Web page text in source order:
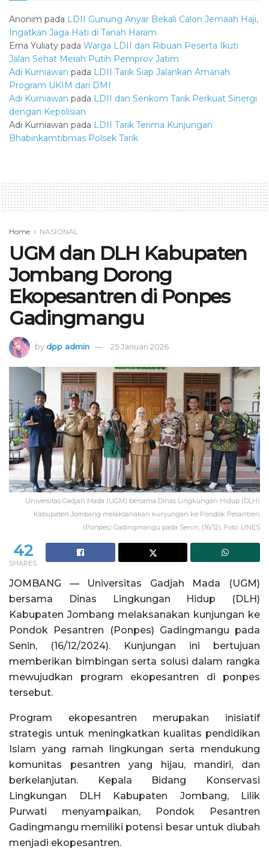
Anonim pada LDII Gunung Anyar Bekali Calon Jemaah Haji,
Ingatkan Jaga Hati di Tanah Haram
Erna Yuliaty pada Warga LDII dan Ribuan Peserta Ikuti
Jalan Sehat Merah Putih Pemprov Jatim
Adi Kurniawan pada LDII Tarik Siap Jalankan Amanah
Program UKIM dari DMI
Adi Kurniawan pada LDII dan Senkom Tarik Perkuat Sinergi
dengan Kepolisian
Adi Kurniawan pada LDII Tarik Terima Kunjungan
Bhabinkamtibmas Polsek Tarik
Home NASIONAL
UGM dan DLH Kabupaten
Jombang Dorong
Ekopesantren di Ponpes
Gadingmangu
bydpp admin 25 Januari 2026
Universitas Gadjah Mada (UGM) bersama Dinas Lingkungan Hidup (DLH)
Kabupaten Jombang melaksanakan kunjungan ke Pondok Pesantren
(Ponpes) Gadingmangu pada Senin, (16/12). Foto: LINES
42
SHARES
JOMBANG — Universitas Gadjah Mada (UGM)
bersama Dinas Lingkungan Hidup (DLH)
Kabupaten Jombang melaksanakan kunjungan ke
Pondok Pesantren (Ponpes) Gadingmangu pada
Senin, (16/12/2024). Kunjungan ini bertujuan
memberikan bimbingan serta solusi dalam rangka
mewujudkan program ekopesantren di ponpes
tersebut.
Program ekopesantren merupakan inisiatif
strategis untuk meningkatkan kualitas pendidikan
Islam yang ramah lingkungan serta mendukung
komunitas pesantren yang hijau, mandiri, dan
berkelanjutan. Kepala Bidang Konservasi
Lingkungan DLH Kabupaten Jombang, Lilik
Purwati menyampaikan, Pondok Pesantren
Gadingmangu memiliki potensi besar untuk diubah
menjadi ekopesantren.